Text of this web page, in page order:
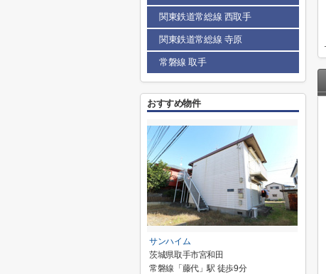
関東鉄道常総線 西取手
関東鉄道常総線 寺原
常磐線 取手
おすすめ物件
サンハイム
茨城県取手市宮和田
常磐線「藤代」駅 徒歩9分